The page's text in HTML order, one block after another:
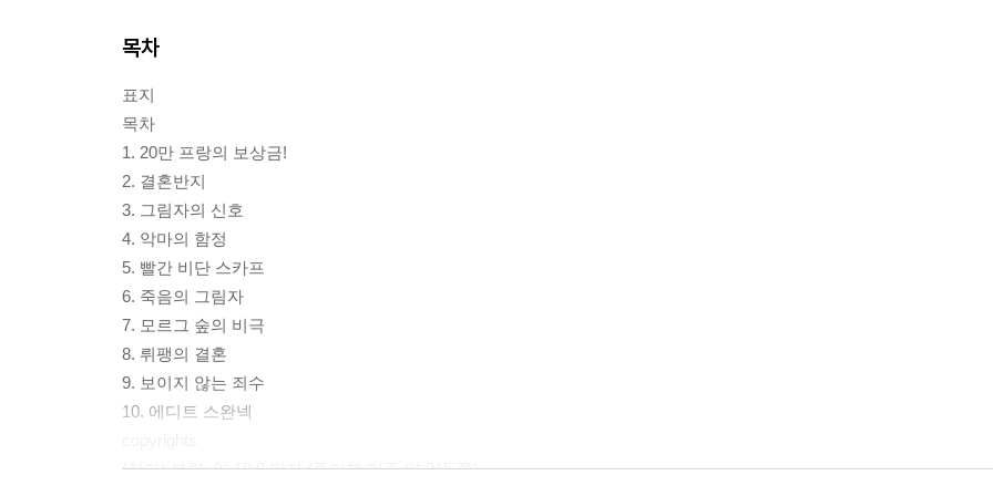
목차
표지
목차
1. 20만 프랑의 보상금!
2. 결혼반지
3. 그림자의 신호
4. 악마의 함정
5. 빨간 비단 스카프
6. 죽음의 그림자
7. 모르그 숲의 비극
8. 뤼팽의 결혼
9. 보이지 않는 죄수
10. 에디트 스완넥
(참고) 분량: 약 18.8 만자 (종이책 기준 약 315 쪽)